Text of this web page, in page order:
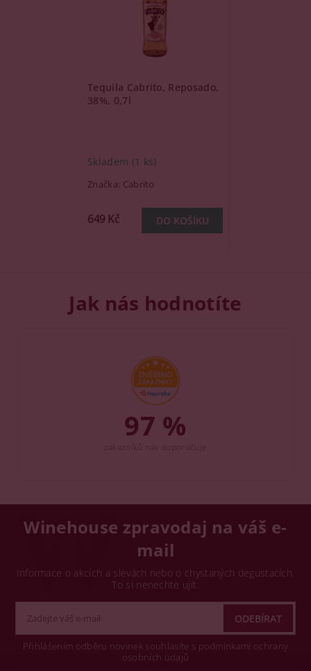
Tequila Cabrito, Reposado,
38%, 0,7l
Skladem (1 ks)
Značka: Cabrito
649 Kč
Jak nás hodnotíte
97 %
Winehouse zpravodaj na váš e-
mail
Informace o akcích a slevách nebo o chystaných degustacích.
To si nenechte ujít.
Přihlášením odběru novinek souhlasíte s podmínkami ochrany
osobních údajů